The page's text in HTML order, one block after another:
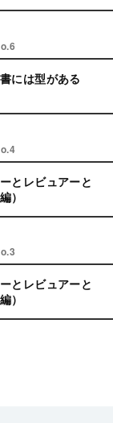
には型がある
とレビュアーと
）
とレビュアーと
）